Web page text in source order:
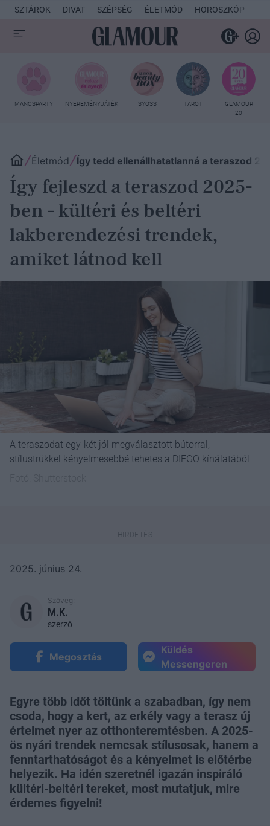
SZTÁROK DIVAT SZÉPSÉG ÉLETMÓD HOROSZKÓP
MANCSPARTY NYEREMÉNYJÁTÉK SYOSS TAROT
GLAMOUR
20
Életmód Így tedd ellenállhatatlanná a teraszod
Így fejleszd a teraszod 2025-
ben – kültéri és beltéri
lakberendezési trendek,
amiket látnod kell
A teraszodat egy-két jól megválasztott bútorral,
stílustrükkel kényelmesebbé tehetes a DIEGO kínálatából
2025. június 24.
Szöveg:
M.K.
szerző
Megosztás
Küldés
Messengeren
Egyre több időt töltünk a szabadban, így nem
csoda, hogy a kert, az erkély vagy a terasz új
értelmet nyer az otthonteremtésben. A 2025-
ös nyári trendek nemcsak stílusosak, hanem a
fenntarthatóságot és a kényelmet is előtérbe
helyezik. Ha idén szeretnél igazán inspiráló
kültéri-beltéri tereket, most mutatjuk, mire
érdemes figyelni!